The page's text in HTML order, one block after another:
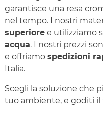
garantisce una resa
nel tempo. I nostri
superiore e utilizziamo
acqua. I nostri prezzi
e offriamo spedizioni
Italia.
Scegli la soluzione che
tuo ambiente, e goditi il